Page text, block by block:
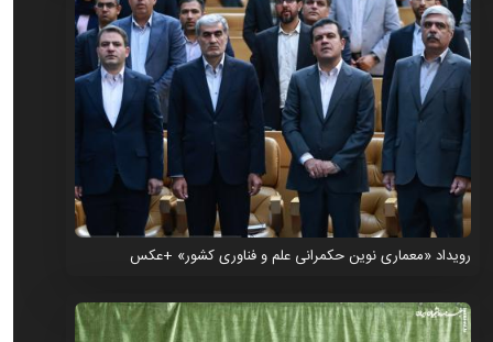
رویداد «معماری نوین حکمرانی علم و فناوری کشور» +عکس